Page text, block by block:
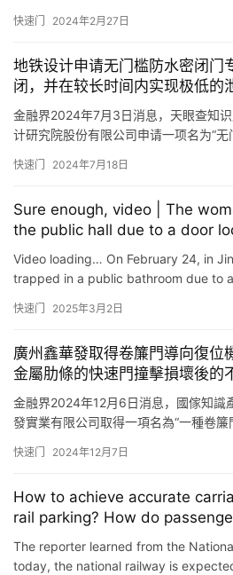
就能解决大问题。今天我就要分享一
经常会因为把自己反锁在房间里而感到
偶然间…
快速门 2024年2月27日
地铁设计申请无门槛防水密闭门
闭，并在较长时间内实现极低的
金融界2024年7月3日消息，天眼查知
计研究院股份有限公司申请一项名为“
一种无门槛防水密闭门，属于人防设备
为水密性接触，于门扇上设置有门锁系
快速门 2024年7月18日
Sure enough, video | The
the public hall due to a door
firefighters came to the venue
the door.
Video loading… On February 24, in
trapped in a public bathroom due to
Rescu…
快速门 2025年3月2日
廣州鑫華發取得卷簾門導向復位
金屬肋條的快速門撞擊損壞後的
金融界2024年12月6日消息，國傢知識
發實業有限公司取得一項名為“一種卷
顯示，本實用新型公開瞭一種卷簾門導
塊均通過固定組件與門楣側板相連接，
快速门 2024年12月7日
How to achieve accurate
rail parking? How do
quickly? Understand
The reporter learned from the
today, the national railway is